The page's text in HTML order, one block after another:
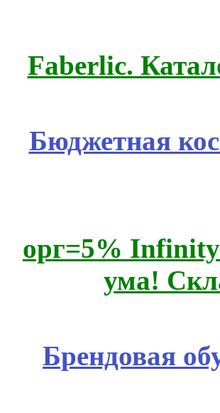
Faberlic.
Бюджетная
орг=5%
ума!
Брендовая